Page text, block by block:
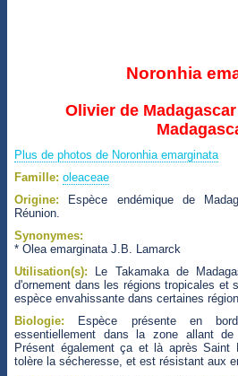
Noronhia
Olivier de
Plus de photos de Noronhia emarginata
Famille: oleaceae
Origine: Espèce endémique de
Réunion.
Synonymes:
* Olea emarginata J.B. Lamarck
Utilisation(s): Le Takamaka de
d'ornement dans les régions tropicales et
espèce envahissante dans certaines
Biologie: Espèce présente en
essentiellement dans la zone allant
Présent également ça et là après Saint
tolère la sécheresse, et est résistant aux